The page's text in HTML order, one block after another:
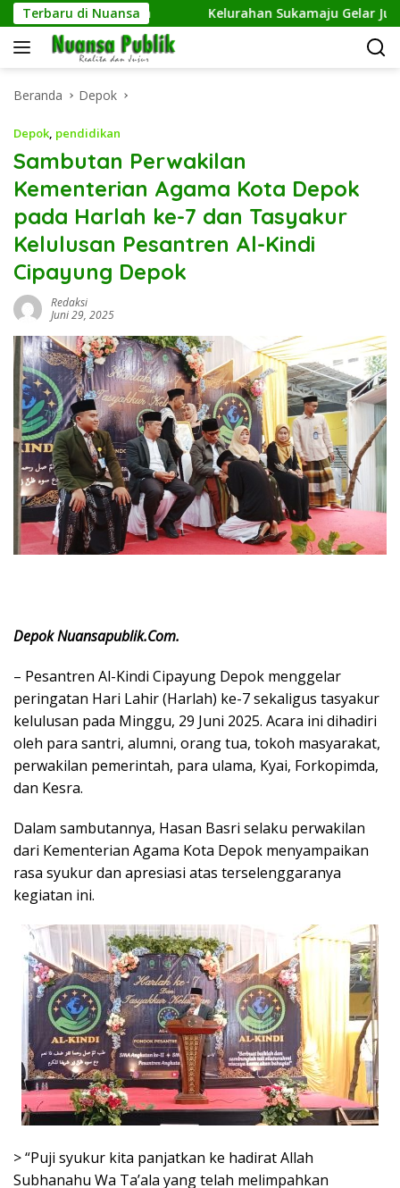
Langsung
ke
konten
Terbaru di Nuansa
Netrash Kelurahan Sukamaju Gelar Jumat
Beranda Depok
Depok, pendidikan
Sambutan Perwakilan
Kementerian Agama Kota Depok
pada Harlah ke-7 dan Tasyakur
Kelulusan Pesantren Al-Kindi
Cipayung Depok
Redaksi
Juni 29, 2025
Depok Nuansapublik.Com.
– Pesantren Al-Kindi Cipayung Depok menggelar
peringatan Hari Lahir (Harlah) ke-7 sekaligus tasyakur
kelulusan pada Minggu, 29 Juni 2025. Acara ini dihadiri
oleh para santri, alumni, orang tua, tokoh masyarakat,
perwakilan pemerintah, para ulama, Kyai, Forkopimda,
dan Kesra.
Dalam sambutannya, Hasan Basri selaku perwakilan
dari Kementerian Agama Kota Depok menyampaikan
rasa syukur dan apresiasi atas terselenggaranya
kegiatan ini.
> “Puji syukur kita panjatkan ke hadirat Allah
Subhanahu Wa Ta’ala yang telah melimpahkan